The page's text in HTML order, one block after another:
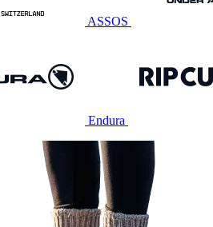
ASSOS
Endura